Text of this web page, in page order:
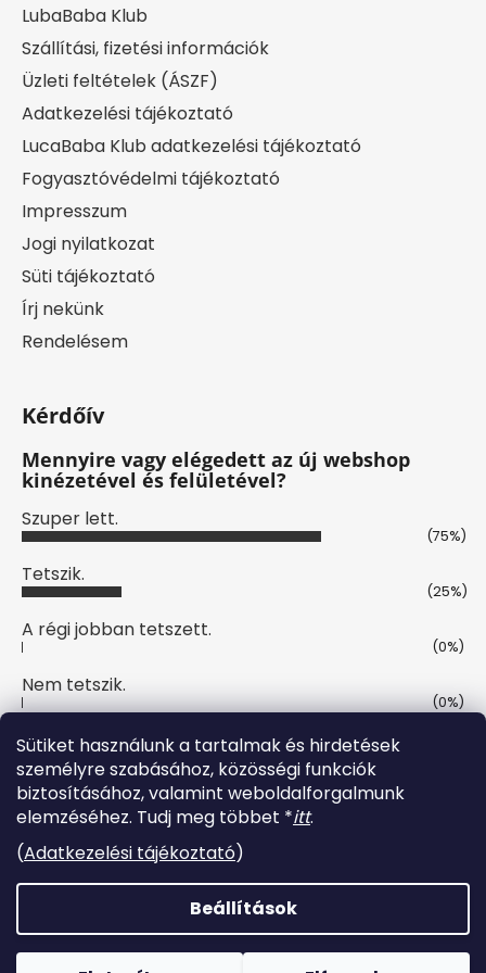
Sütiket használunk a tartalmak és hirdetések
személyre szabásához, közösségi funkciók
biztosításához, valamint weboldalforgalmunk
elemzéséhez. Tudj meg többet *itt.
(Adatkezelési tájékoztató)
Beállítások
LubaBaba Klub
Szállítási, fizetési információk
Üzleti feltételek (ÁSZF)
Adatkezelési tájékoztató
LucaBaba Klub adatkezelési tájékoztató
Fogyasztóvédelmi tájékoztató
Impresszum
Jogi nyilatkozat
Süti tájékoztató
Írj nekünk
Rendelésem
Kérdőív
Mennyire vagy elégedett az új webshop
kinézetével és felületével?
Szuper lett.
(75%)
Tetszik.
(25%)
A régi jobban tetszett.
(0%)
Nem tetszik.
(0%)
Szavazatok száma:4
Online fizetési lehetőséget biztosítunk
Shoptet készítette